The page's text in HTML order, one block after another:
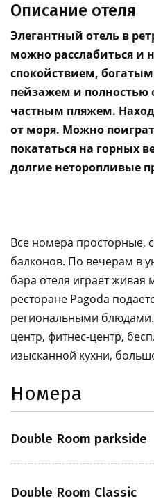
Описание отеля
Элегантный отель в
можно расслабиться и
спокойствием,
пейзажем и
частным пляжем.
от моря. Можно
покататься на горных
долгие неторопливые
Все номера просторные,
балконов. По вечерам в
бара отеля играет живая
ресторане Pagoda
региональными
центр, фитнес-центр,
изысканной кухни,
Номера
Double Room parkside
Double Room Classic